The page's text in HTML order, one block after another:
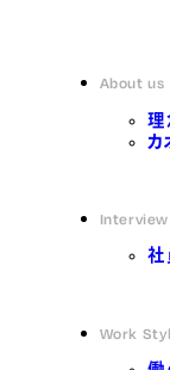
About us
理
カ
Interview
社
Work